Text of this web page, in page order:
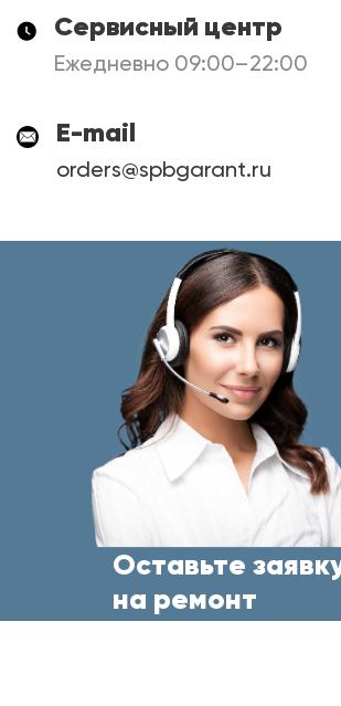
Сервисный центр
Ежедневно 09:00–22:00
E-mail
orders@spbgarant.ru
Оставьте
на ремонт